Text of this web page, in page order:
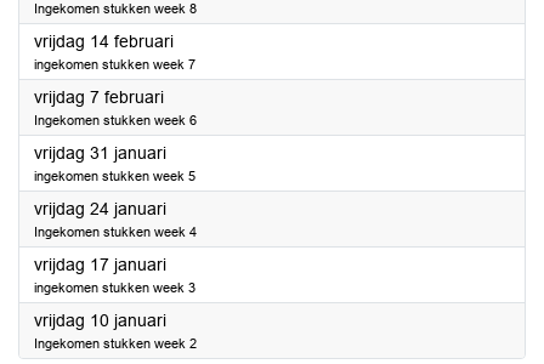
Ingekomen stukken week 8
vrijdag 14 februari2020
ingekomen stukken week 7
vrijdag 7 februari2020
Ingekomen stukken week 6
vrijdag 31 januari2020
ingekomen stukken week 5
vrijdag 24 januari2020
Ingekomen stukken week 4
vrijdag 17 januari2020
ingekomen stukken week 3
vrijdag 10 januari2020
Ingekomen stukken week 2